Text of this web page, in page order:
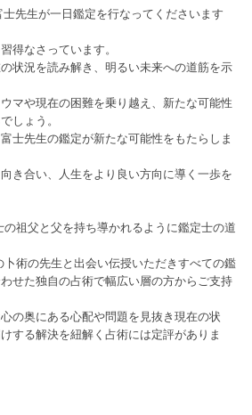
先生が一日鑑定を行なってくださいます
得なさっています。
状況を読み解き、明るい未来への道筋を示
マや現在の困難を乗り越え、新たな可能性
しょう。
士先生の鑑定が新たな可能性をもたらしま
き合い、人生をより良い方向に導く一歩を
の祖父と父を持ち導かれるように鑑定士の道
術の先生と出会い伝授いただきすべての鑑
せた独自の占術で幅広い層の方からご支持
の奥にある心配や問題を見抜き現在の状
する解決を紐解く占術には定評がありま